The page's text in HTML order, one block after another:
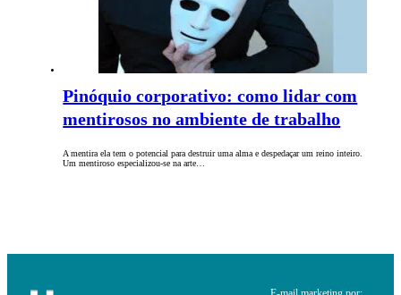
Pinóquio corporativo: como lidar com
mentirosos no ambiente de trabalho
A mentira ela tem o potencial para destruir uma alma e despedaçar um reino inteiro.
Um mentiroso especializou-se na arte…